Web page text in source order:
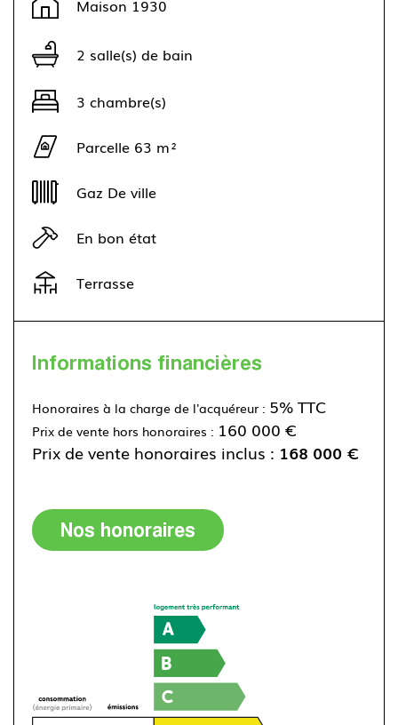
−
Maison 1930
2 salle(s) de bain
3 chambre(s)
Parcelle 63 m²
Gaz De ville
En bon état
Terrasse
Informations financières
Honoraires à la charge de l'acquéreur : 5% TTC
Prix de vente hors honoraires : 160 000 €
Prix de vente honoraires inclus : 168 000 €
Nos honoraires